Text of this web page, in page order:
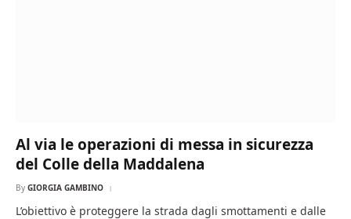
Al via le operazioni di messa in sicurezza
del Colle della Maddalena
By GIORGIA GAMBINO
L’obiettivo è proteggere la strada dagli smottamenti e dalle